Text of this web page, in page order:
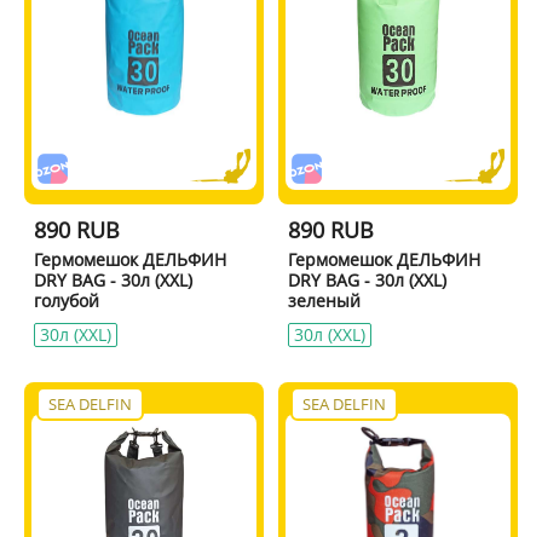
890 RUB
Гермомешок ДЕЛЬФИН
DRY BAG - 30л (XXL)
голубой
30л (XXL)
890 RUB
Гермомешок ДЕЛЬФИН
DRY BAG - 30л (XXL)
зеленый
30л (XXL)
SEA DELFIN SEA DELFIN